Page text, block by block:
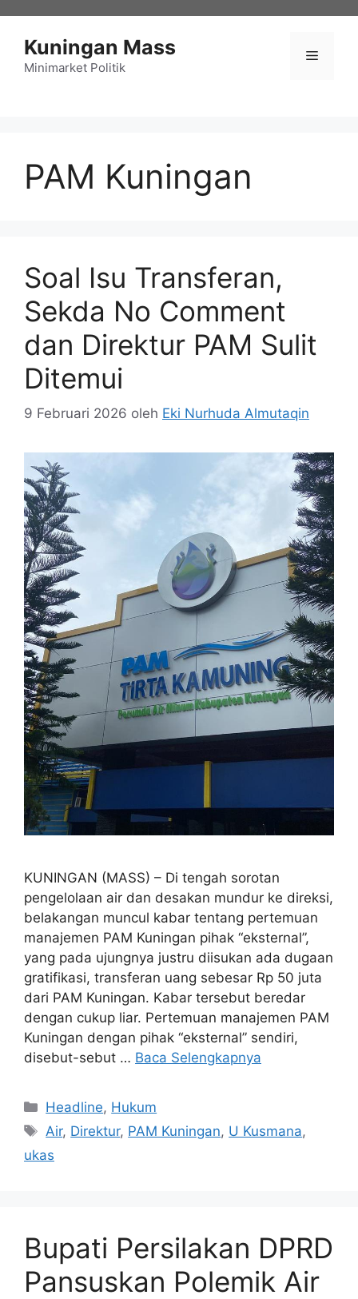
Kuningan Mass
Minimarket Politik
Menu
PAM Kuningan
Soal Isu Transferan,
Sekda No Comment
dan Direktur PAM Sulit
Ditemui
9 Februari 2026 oleh Eki Nurhuda Almutaqin
KUNINGAN (MASS) – Di tengah sorotan
pengelolaan air dan desakan mundur ke direksi,
belakangan muncul kabar tentang pertemuan
manajemen PAM Kuningan pihak “eksternal”,
yang pada ujungnya justru diisukan ada dugaan
gratifikasi, transferan uang sebesar Rp 50 juta
dari PAM Kuningan. Kabar tersebut beredar
dengan cukup liar. Pertemuan manajemen PAM
Kuningan dengan pihak “eksternal” sendiri,
disebut-sebut … Baca Selengkapnya
Kategori
Headline, Hukum
Tag
Air, Direktur, PAM Kuningan, U Kusmana,
ukas
Bupati Persilakan DPRD
Pansuskan Polemik Air